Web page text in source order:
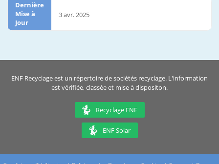
Dernière
Mise à
Jour
3 avr. 2025
ENF Recyclage est un répertoire de sociétés recyclage. L'information
est vérifiée, classée et mise à dispositon.
Recyclage ENF
ENF Solar